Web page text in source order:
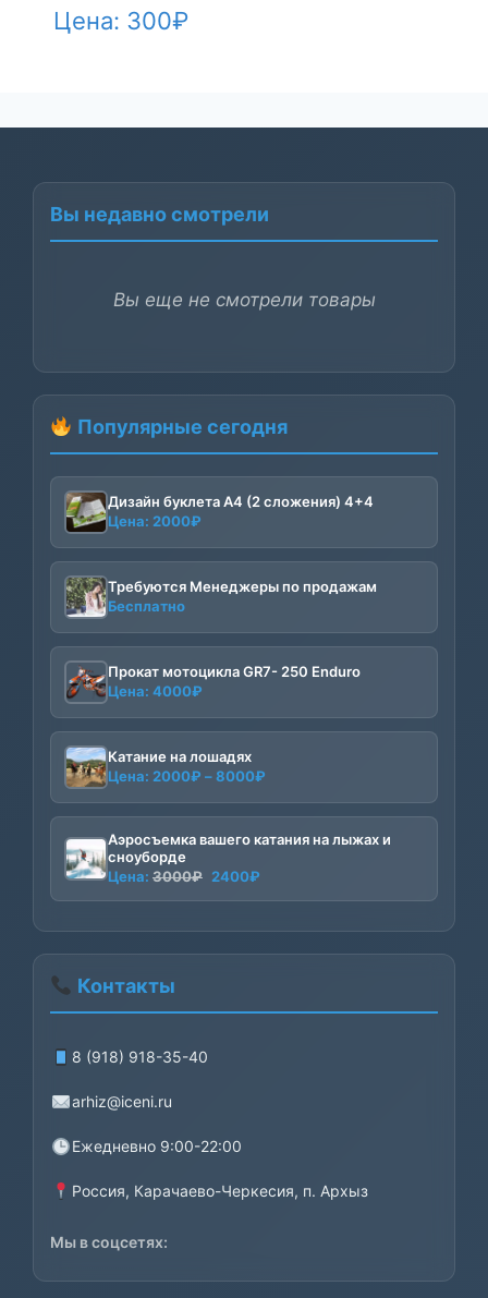
Цена: 300₽
Вы недавно смотрели
Вы еще не смотрели товары
Популярные сегодня
Дизайн буклета А4 (2 сложения) 4+4
Цена: 2000₽
Требуются Менеджеры по продажам
Бесплатно
Прокат мотоцикла GR7- 250 Enduro
Цена: 4000₽
Катание на лошадях
Цена: 2000₽ –8000₽
2000₽
–
Аэросъемка вашего катания на лыжах и
сноуборде
Цена: 3000₽ Первоначальная
2400₽
Контакты
8 (918) 918-35-40
arhiz@iceni.ru
Ежедневно 9:00-22:00
Россия, Карачаево-Черкесия, п. Архыз
Мы в соцсетях: